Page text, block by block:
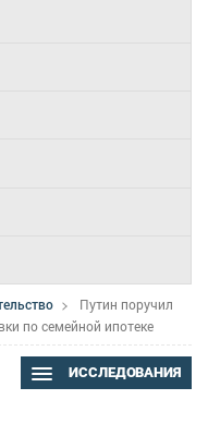
Путин поручил
по семейной ипотеке
ИССЛЕДОВАНИЯ